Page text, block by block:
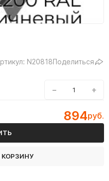
N20818Поделиться
− +
894руб.
КОРЗИНУ